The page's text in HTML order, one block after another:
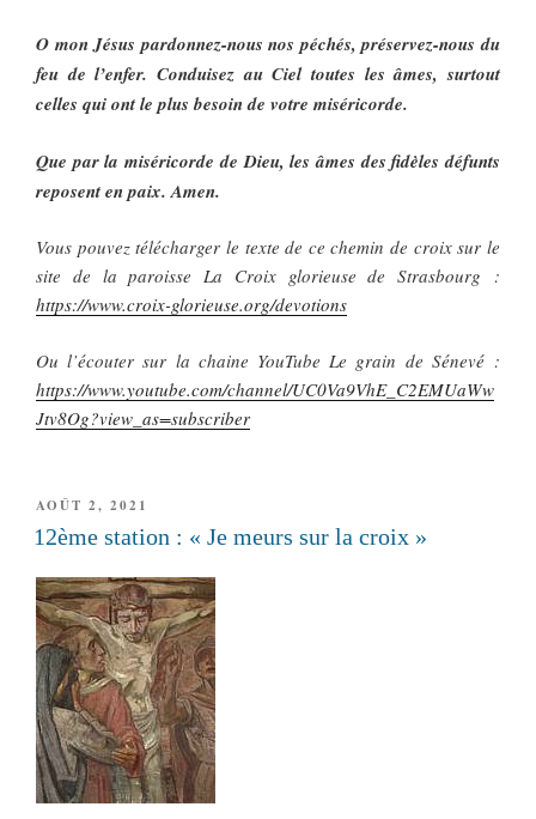
O mon Jésus pardonnez-nous nos péchés, préservez-nous du
feu de l’enfer. Conduisez au Ciel toutes les âmes, surtout
celles qui ont le plus besoin de votre miséricorde.
Que par la miséricorde de Dieu, les âmes des fidèles défunts
reposent en paix. Amen.
Vous pouvez télécharger le texte de ce chemin de croix sur le
site de la paroisse La Croix glorieuse de Strasbourg :
https://www.croix-glorieuse.org/devotions
Ou l’écouter sur la chaine YouTube Le grain de Sénevé :
https://www.youtube.com/channel/UC0Va9VhE_C2EMUaWw
Jtv8Og?view_as=subscriber
PUBLIÉ
LE
AOÛT 2, 2021
12ème station : « Je meurs sur la croix »